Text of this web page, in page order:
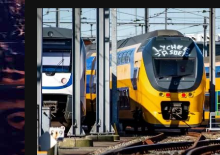
Treinkaartjes worden duurder,
abonnementen verdwijnen
9 months ago